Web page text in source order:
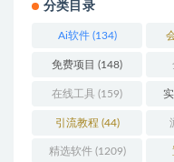
分类目录
Ai软件(134)
免费项目 (148)
在线工具 (159)
引流教程 (44)
精选软件(1209)